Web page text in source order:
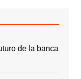
de la banca